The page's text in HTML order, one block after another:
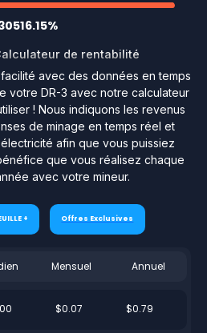
de rentabilité
avec des données en temps
votre DR-3 avec notre calculateur
! Nous indiquons les revenus
de minage en temps réel et
afin que vous puissiez
que vous réalisez chaque
avec votre mineur.
+ Offres Exclusives
Mensuel Annuel
$0.07 $0.79